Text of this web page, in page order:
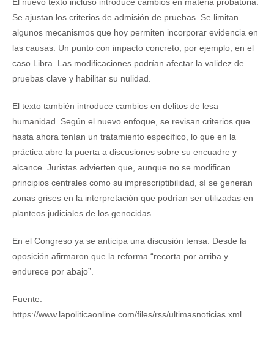
Se ajustan los criterios de admisión de pruebas. Se limitan
algunos mecanismos que hoy permiten incorporar evidencia en
las causas. Un punto con impacto concreto, por ejemplo, en el
caso Libra. Las modificaciones podrían afectar la validez de
pruebas clave y habilitar su nulidad.
El texto también introduce cambios en delitos de lesa
humanidad. Según el nuevo enfoque, se revisan criterios que
hasta ahora tenían un tratamiento específico, lo que en la
práctica abre la puerta a discusiones sobre su encuadre y
alcance. Juristas advierten que, aunque no se modifican
principios centrales como su imprescriptibilidad, sí se generan
zonas grises en la interpretación que podrían ser utilizadas en
planteos judiciales de los genocidas.
En el Congreso ya se anticipa una discusión tensa. Desde la
oposición afirmaron que la reforma “recorta por arriba y
endurece por abajo”.
Fuente:
https://www.lapoliticaonline.com/files/rss/ultimasnoticias.xml